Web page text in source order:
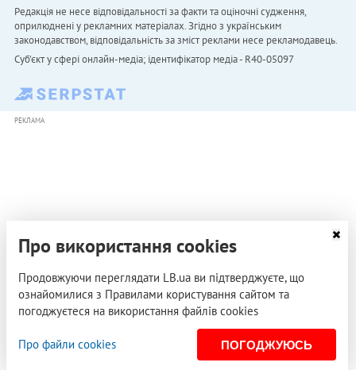
Редакція не несе відповідальності за факти та оціночні судження,
оприлюднені у рекламних матеріалах. Згідно з українським
законодавством, відповідальність за зміст реклами несе рекламодавець.
Cуб'єкт у сфері онлайн-медіа; ідентифікатор медіа - R40-05097
РЕКЛАМА
Про використання cookies
Продовжуючи переглядати LB.ua ви підтверджуєте, що
ознайомилися з Правилами користування сайтом та
погоджуєтеся на використання файлів cookies
Про файли cookies ПОГОДЖУЮСЬ